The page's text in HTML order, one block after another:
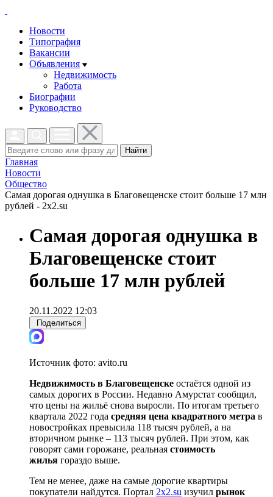
Новости
Типография
Вакансии
Объявления
Недвижимость
Работа
Биографии
Руководство
Найти
Главная
Новости
Общество
Самая дорогая однушка в Благовещенске стоит больше 17 млн
рублей - 2x2.su
Самая дорогая однушка в
Благовещенске стоит
больше 17 млн рублей
20.11.2022 12:03
Поделиться
Источник фото: avito.ru
Недвижимость в Благовещенске остаётся одной из
самых дорогих в России. Недавно Амурстат сообщил,
что цены на жильё снова выросли. По итогам третьего
квартала 2022 года средняя цена квадратного метра в
новостройках превысила 118 тысяч рублей, а на
вторичном рынке – 113 тысяч рублей. При этом, как
говорят сами горожане, реальная стоимость
жилья гораздо выше.
Тем не менее, даже на самые дорогие квартиры
покупатели найдутся. Портал 2x2.su изучил рынок